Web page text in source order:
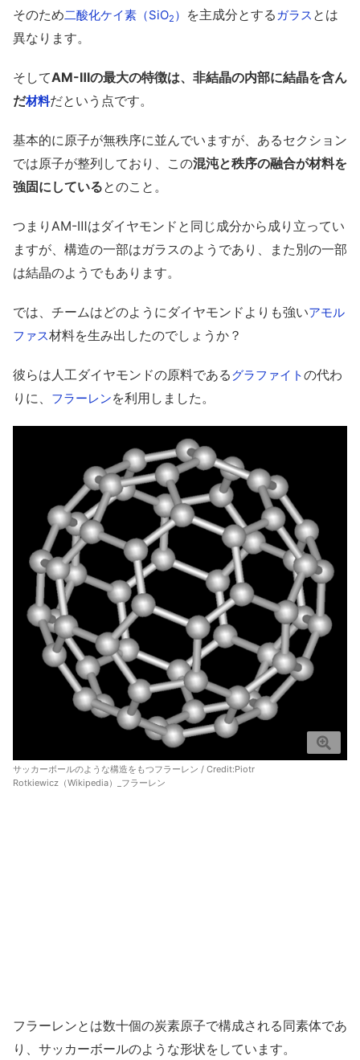
そのため二酸化ケイ素（SiO2 ） を主成分とする ガラス とは
異なります。
そしてAM-Ⅲの最大の特徴は、非結晶の内部に結晶を含ん
だ材料だという点です。
基本的に原子が無秩序に並んでいますが、あるセクション
では原子が整列しており、この混沌と秩序の融合が材料を
強固にしているとのこと。
つまりAM-Ⅲはダイヤモンドと同じ成分から成り立ってい
ますが、構造の一部はガラスのようであり、また別の一部
は結晶のようでもあります。
では、チームはどのようにダイヤモンドよりも強いアモル
ファス材料を生み出したのでしょうか？
彼らは人工ダイヤモンドの原料であるグラファイトの代わ
りに、 フラーレンを利用しました。
サッカーボールのような構造をもつフラーレン / Credit:Piotr
Rotkiewicz（Wikipedia）_フラーレン
フラーレンとは数十個の炭素原子で構成される同素体であ
り、サッカーボールのような形状をしています。